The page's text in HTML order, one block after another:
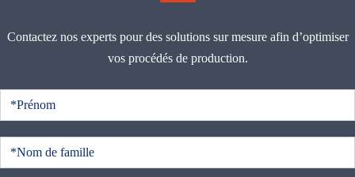
Contactez nos experts pour des solutions sur mesure afin d’optimiser
vos procédés de production.
o